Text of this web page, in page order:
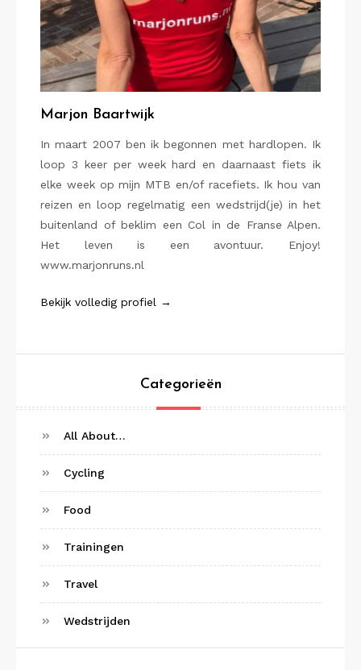
Marjon Baartwijk
In maart 2007 ben ik begonnen met hardlopen. Ik
loop 3 keer per week hard en daarnaast fiets ik
elke week op mijn MTB en/of racefiets. Ik hou van
reizen en loop regelmatig een wedstrijd(je) in het
buitenland of beklim een Col in de Franse Alpen.
Het leven is een avontuur. Enjoy!
www.marjonruns.nl
Bekijk volledig profiel →
Categorieën
All About…
Cycling
Food
Trainingen
Travel
Wedstrijden